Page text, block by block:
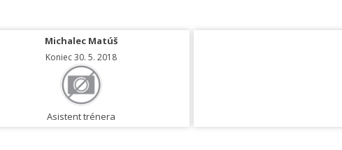
Michalec Matúš
Koniec 30. 5. 2018
Asistent trénera